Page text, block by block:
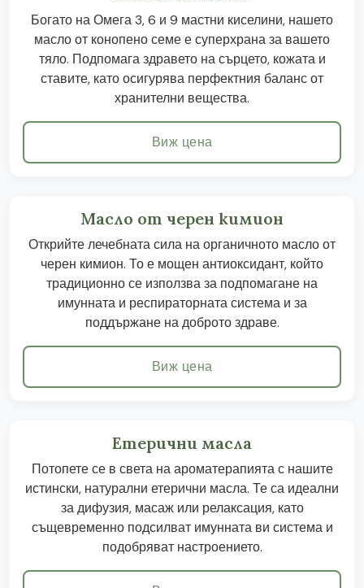
Богато на Омега 3, 6 и 9 мастни киселини, нашето
масло от конопено семе е суперхрана за вашето
тяло. Подпомага здравето на сърцето, кожата и
ставите, като осигурява перфектния баланс от
хранителни вещества.
Виж цена
Масло от черен кимион
Открийте лечебната сила на органичното масло от
черен кимион. То е мощен антиоксидант, който
традиционно се използва за подпомагане на
имунната и респираторната система и за
поддържане на доброто здраве.
Виж цена
Етерични масла
Потопете се в света на ароматерапията с нашите
истински, натурални етерични масла. Те са идеални
за дифузия, масаж или релаксация, като
същевременно подсилват имунната ви система и
подобряват настроението.